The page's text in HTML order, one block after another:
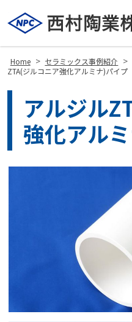
Home > セラミックス事例紹介 >
ZTA(ジルコニア強化アルミナ)パイプ
アルジル
強化アル
Site
Footer